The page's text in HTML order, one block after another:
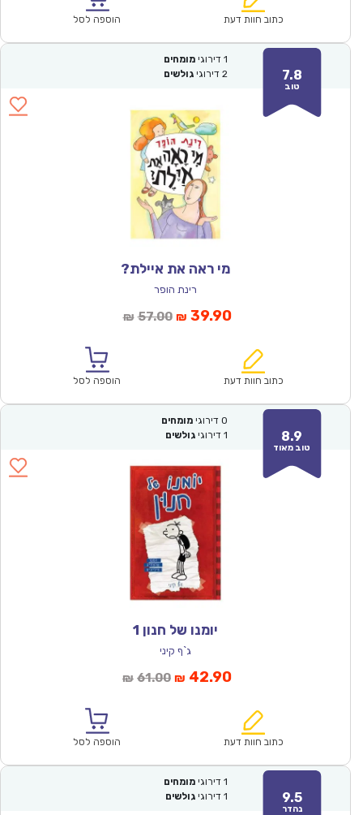
₪64.00.
כתוב חוות דעת הוספה לסל
7.8
טוב
1 דירוגי מומחים
2 דירוגי גולשים
מי ראה את איילת?
רינת הופר
₪ 57.00המחיר
₪57.00.
₪ 39.90המחיר
הוא:
כתוב חוות דעת הוספה לסל
8.9
טוב מאוד
0 דירוגי מומחים
1 דירוגי גולשים
יומנו של חנון 1
ג`ף קיני
₪ 61.00המחיר
₪61.00.
₪ 42.90המחיר
הוא:
כתוב חוות דעת הוספה לסל
9.5
נהדר
1 דירוגי מומחים
1 דירוגי גולשים